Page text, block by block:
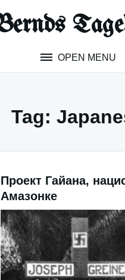
OPEN MENU
Tag:
Проект Гайана,
Амазонке